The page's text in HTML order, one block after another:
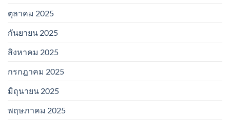
ตุลาคม 2025
กันยายน 2025
สิงหาคม 2025
กรกฎาคม 2025
มิถุนายน 2025
พฤษภาคม 2025